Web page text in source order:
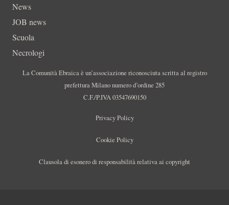
News
JOB news
Scuola
Necrologi
La Comunità Ebraica è un’associazione riconosciuta scritta al registro
prefettura Milano numero d’ordine 285
C.F./P.IVA 03547690150
Privacy Policy
Cookie Policy
Clausola di esonero di responsabilità relativa ai copyright